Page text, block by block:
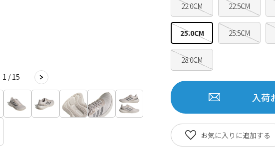
1 / 15
22.0CM 22.5CM
25.0CM 25.5CM
28.0CM
入荷
お気に入りに追加する